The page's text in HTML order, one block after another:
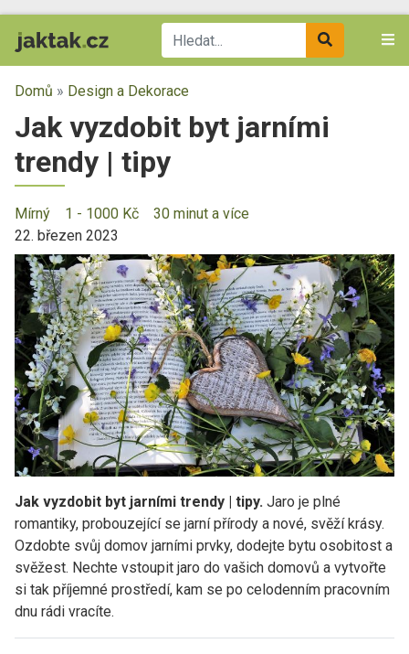
Domů » Design a Dekorace
Jak vyzdobit byt jarními
trendy | tipy
Mírný 1 - 1000 Kč
30 minut a více
22. březen 2023
Jak vyzdobit byt jarními trendy | tipy. Jaro je plné
romantiky, probouzející se jarní přírody a nové, svěží krásy.
Ozdobte svůj domov jarními prvky, dodejte bytu osobitost a
svěžest. Nechte vstoupit jaro do vašich domovů a vytvořte
si tak příjemné prostředí, kam se po celodenním pracovním
dnu rádi vracíte.